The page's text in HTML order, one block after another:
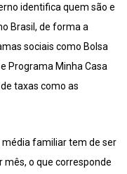
identifica quem são e
Brasil, de forma a
sociais como Bolsa
Programa Minha Casa
taxas como as
média familiar tem de ser
o que corresponde